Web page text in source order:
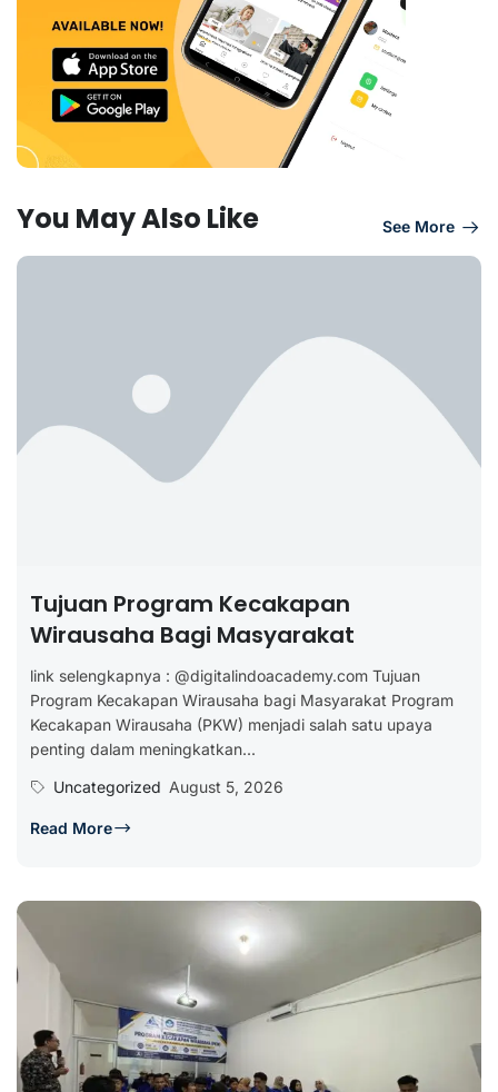
You May Also Like See More
Tujuan Program Kecakapan
Wirausaha Bagi Masyarakat
link selengkapnya : @digitalindoacademy.com Tujuan
Program Kecakapan Wirausaha bagi Masyarakat Program
Kecakapan Wirausaha (PKW) menjadi salah satu upaya
penting dalam meningkatkan...
Uncategorized August 5, 2026
Read More